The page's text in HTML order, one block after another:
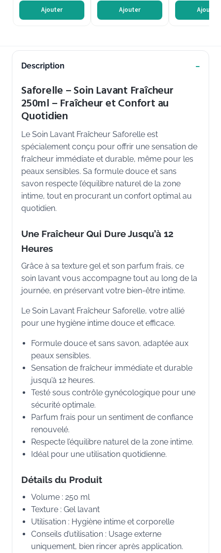
Ajouter Ajouter Ajouter
Description
Saforelle – Soin Lavant Fraîcheur
250ml – Fraîcheur et Confort au
Quotidien
Le Soin Lavant Fraîcheur Saforelle est
spécialement conçu pour offrir une sensation de
fraîcheur immédiate et durable, même pour les
peaux sensibles. Sa formule douce et sans
savon respecte l’équilibre naturel de la zone
intime, tout en procurant un confort optimal au
quotidien.
Une Fraîcheur Qui Dure Jusqu’à 12
Heures
Grâce à sa texture gel et son parfum frais, ce
soin lavant vous accompagne tout au long de la
journée, en préservant votre bien-être intime.
Le Soin Lavant Fraîcheur Saforelle, votre allié
pour une hygiène intime douce et efficace.
Formule douce et sans savon, adaptée aux
peaux sensibles.
Sensation de fraîcheur immédiate et durable
jusqu’à 12 heures.
Testé sous contrôle gynécologique pour une
sécurité optimale.
Parfum frais pour un sentiment de confiance
renouvelé.
Respecte l’équilibre naturel de la zone intime.
Idéal pour une utilisation quotidienne.
Détails du Produit
Volume : 250 ml
Texture : Gel lavant
Utilisation : Hygiène intime et corporelle
Conseils d’utilisation : Usage externe
uniquement, bien rincer après application.